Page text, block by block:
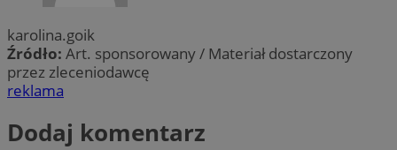
karolina.goik
Źródło: Art. sponsorowany / Materiał dostarczony
przez zleceniodawcę
reklama
Dodaj komentarz